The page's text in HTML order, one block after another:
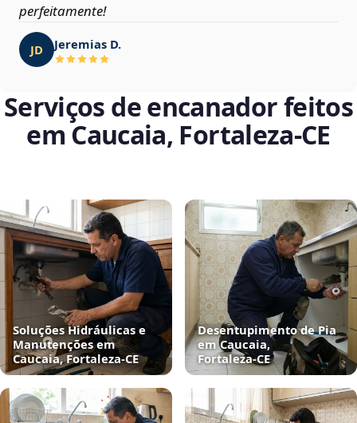
perfeitamente!
JD Jeremias D.
Serviços de encanador feitos
em Caucaia, Fortaleza‑CE
Soluções Hidráulicas e
Manutenções em
Caucaia, Fortaleza‑CE
Desentupimento de Pia
em Caucaia,
Fortaleza‑CE